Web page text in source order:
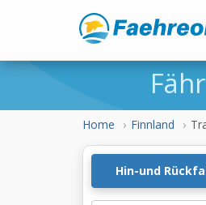
Home Finnland
Hin-und